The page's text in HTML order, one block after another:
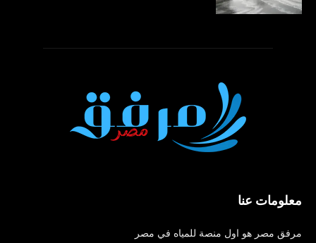
معلومات عنا
مرفق مصر هو اول منصة للمياه في مصر